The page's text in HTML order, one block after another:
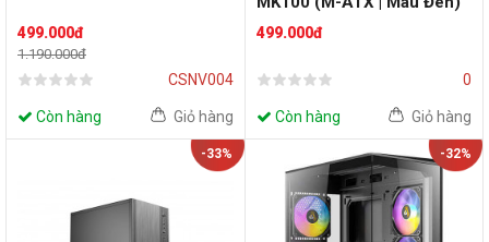
499.000đ
1.190.000đ
CSNV004
Còn hàng Giỏ hàng
499.000đ
0
Còn hàng Giỏ hàng
-33% -32%